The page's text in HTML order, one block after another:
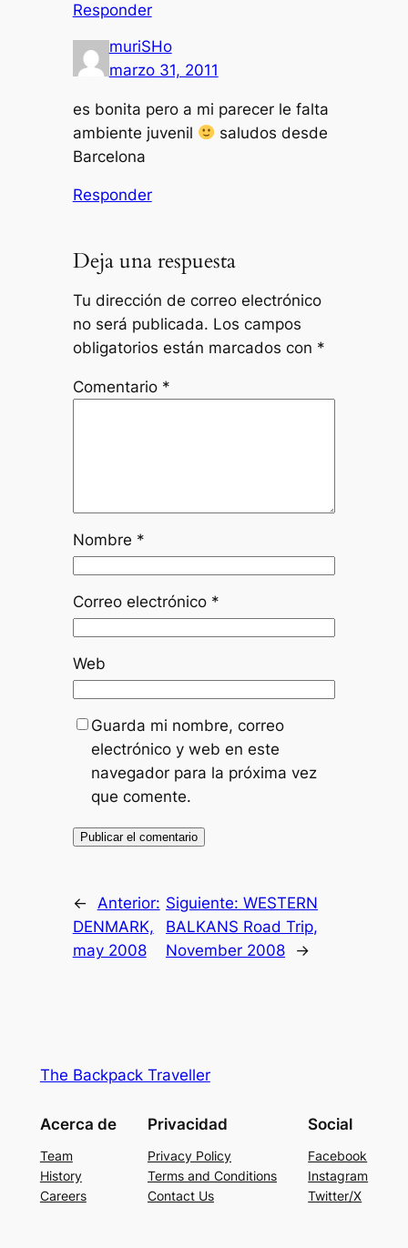
Responder
muriSHo
marzo 31, 2011
es bonita pero a mi parecer le falta
ambiente juvenil
saludos desde
Barcelona
Responder
Deja una respuesta
Tu dirección de correo electrónico
no será publicada. Los campos
obligatorios están marcados con *
Comentario *
Nombre *
Correo electrónico *
Web
Guarda mi nombre, correo
electrónico y web en este
navegador para la próxima vez
que comente.
← Anterior:
DENMARK,
may 2008
Siguiente:WESTERN
BALKANS Road Trip,
November 2008
→
The Backpack Traveller
Acerca de
Team
History
Careers
Privacidad
Privacy Policy
Terms and Conditions
Contact Us
Social
Facebook
Instagram
Twitter/X